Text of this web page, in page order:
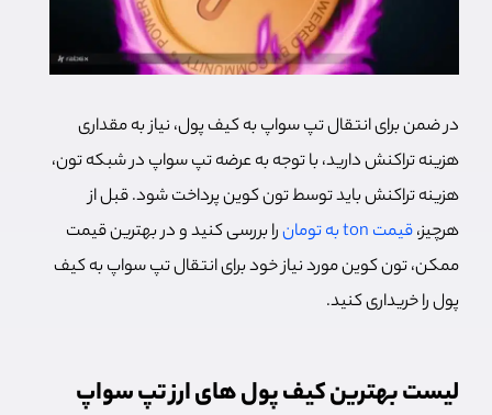
در ضمن برای انتقال تپ سواپ به کیف پول، نیاز به مقداری
هزینه تراکنش دارید، با توجه به عرضه تپ سواپ در شبکه تون،
هزینه تراکنش باید توسط تون کوین پرداخت شود. قبل از
هرچیز،قیمت ton به تومان
را بررسی کنید و در بهترین قیمت
ممکن، تون کوین مورد نیاز خود برای انتقال تپ سواپ به کیف
پول را خریداری کنید.
لیست بهترین کیف پول‌ های ارز تپ سواپ